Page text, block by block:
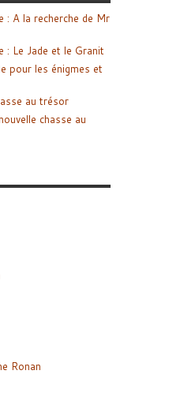
: A la recherche de Mr
: Le Jade et le Granit
pour les énigmes et
au trésor
chasse au
Ronan